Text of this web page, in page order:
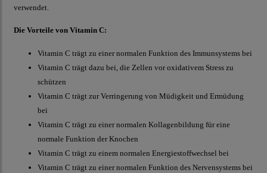
verwendet.
Die Vorteile von Vitamin C:
Vitamin C trägt zu einer normalen Funktion des Immunsystems bei
Vitamin C trägt dazu bei, die Zellen vor oxidativem Stress zu
schützen
Vitamin C trägt zur Verringerung von Müdigkeit und Ermüdung
bei
Vitamin C trägt zu einer normalen Kollagenbildung für eine
normale Funktion der Knochen
Vitamin C trägt zu einem normalen Energiestoffwechsel bei
Vitamin C trägt zu einer normalen Funktion des Nervensystems bei